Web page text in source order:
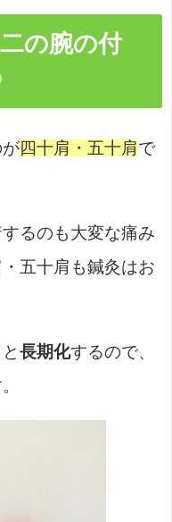
の腕の付
四十肩・五十肩で
るのも大変な痛み
五十肩も鍼灸はお
長期化するので、